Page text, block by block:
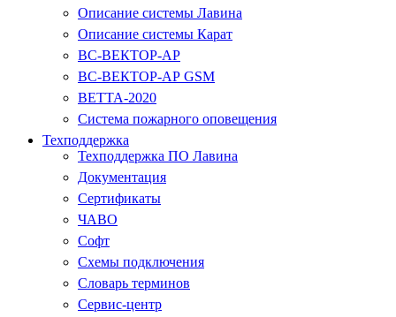
Описание системы Лавина
Описание системы Карат
ВС-ВЕКТОР-АР
ВС-ВЕКТОР-АР GSM
ВЕТТА-2020
Система пожарного оповещения
Техподдержка
Техподдержка ПО Лавина
Документация
Сертификаты
ЧАВО
Софт
Схемы подключения
Словарь терминов
Сервис-центр